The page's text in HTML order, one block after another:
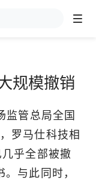
规模撤销
监管总局全国
罗马仕科技相
乎全部被撤
与此同时，